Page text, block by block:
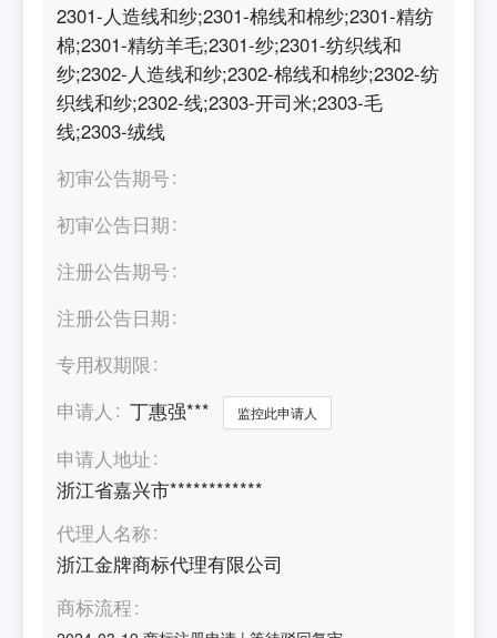
2301-人造线和纱;2301-棉线和棉纱;2301-精纺
棉;2301-精纺羊毛;2301-纱;2301-纺织线和
纱;2302-人造线和纱;2302-棉线和棉纱;2302-纺
织线和纱;2302-线;2303-开司米;2303-毛
线;2303-绒线
初审公告期号
初审公告日期
注册公告期号
注册公告日期
专用权期限
申请人
丁惠强*** 监控此申请人
申请人地址
浙江省嘉兴市************
代理人名称
浙江金牌商标代理有限公司
商标流程